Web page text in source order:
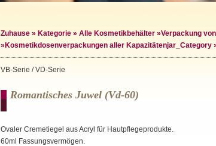
Zuhause » Kategorie » Alle Kosmetikbehälter »Verpackung
» Kosmetikdosenverpackungen aller Kapazitätenjar_Category
VB-Serie / VD-Serie
Romantisches Juwel (vd-60)
Ovaler Cremetiegel aus Acryl für Hautpflegeprodukte.
60ml Fassungsvermögen.